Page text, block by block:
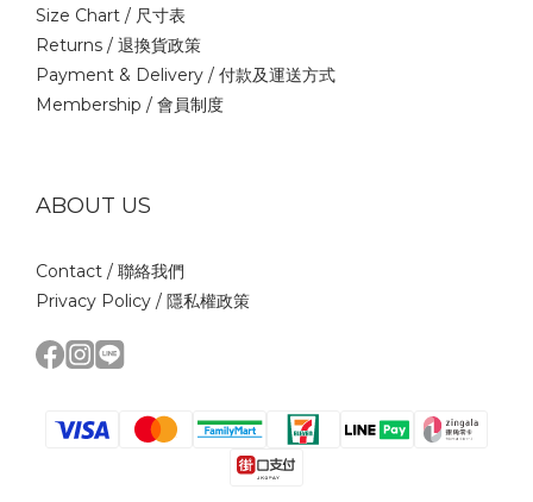
Size Chart / 尺寸表
Returns / 退換貨政策
Payment & Delivery / 付款及運送方式
Membership / 會員制度
ABOUT US
Contact / 聯絡我們
Privacy Policy / 隱私權政策